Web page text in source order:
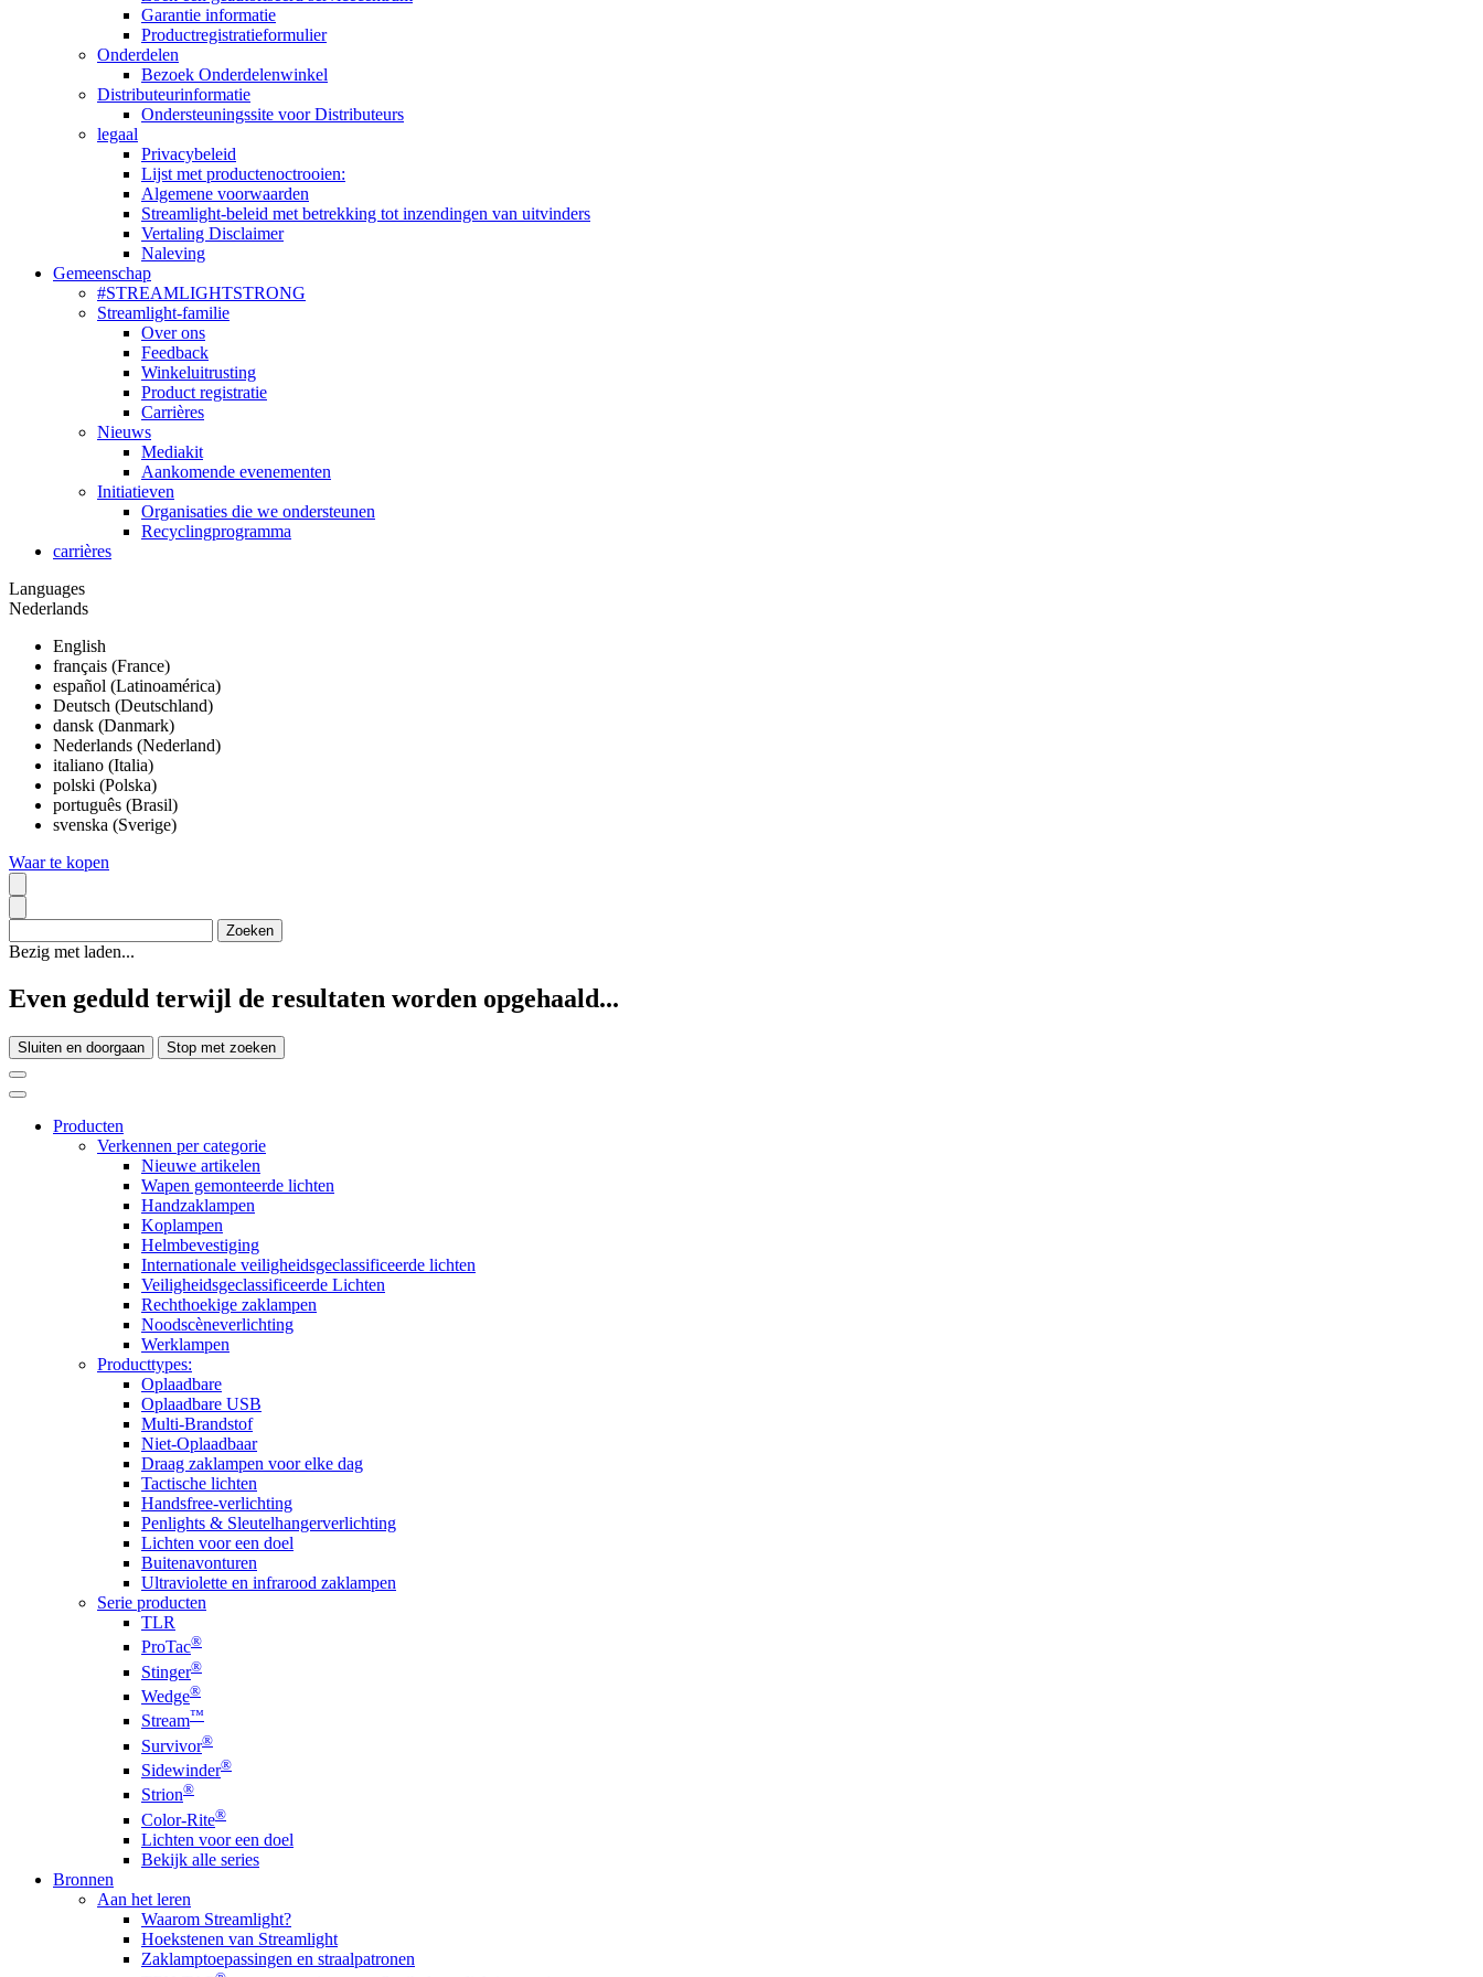
Garantie informatie
Productregistratieformulier
Onderdelen
Bezoek Onderdelenwinkel
Distributeurinformatie
Ondersteuningssite voor Distributeurs
legaal
Privacybeleid
Lijst met productenoctrooien:
Algemene voorwaarden
Streamlight-beleid met betrekking tot inzendingen van uitvinders
Vertaling Disclaimer
Naleving
Gemeenschap
#STREAMLIGHTSTRONG
Streamlight-familie
Over ons
Feedback
Winkeluitrusting
Product registratie
Carrières
Nieuws
Mediakit
Aankomende evenementen
Initiatieven
Organisaties die we ondersteunen
Recyclingprogramma
carrières
Languages
Nederlands
English
français (France)
español (Latinoamérica)
Deutsch (Deutschland)
dansk (Danmark)
Nederlands (Nederland)
italiano (Italia)
polski (Polska)
português (Brasil)
svenska (Sverige)
Waar te kopen
Bezig met laden...
Even geduld terwijl de resultaten worden opgehaald...
Sluiten en doorgaan Stop met zoeken
Producten
Verkennen per categorie
Nieuwe artikelen
Wapen gemonteerde lichten
Handzaklampen
Koplampen
Helmbevestiging
Internationale veiligheidsgeclassificeerde lichten
Veiligheidsgeclassificeerde Lichten
Rechthoekige zaklampen
Noodscèneverlichting
Werklampen
Producttypes:
Oplaadbare
Oplaadbare USB
Multi-Brandstof
Niet-Oplaadbaar
Draag zaklampen voor elke dag
Tactische lichten
Handsfree-verlichting
Penlights & Sleutelhangerverlichting
Lichten voor een doel
Buitenavonturen
Ultraviolette en infrarood zaklampen
Serie producten
TLR
ProTac®
Stinger®
Wedge®
Stream™
Survivor®
Sidewinder®
Strion®
Color-Rite®
Lichten voor een doel
Bekijk alle series
Bronnen
Aan het leren
Waarom Streamlight?
Hoekstenen van Streamlight
Zaklamptoepassingen en straalpatronen